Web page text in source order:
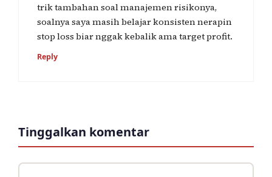
trik tambahan soal manajemen risikonya,
soalnya saya masih belajar konsisten nerapin
stop loss biar nggak kebalik ama target profit.
Reply
Tinggalkan komentar
Komentar
Nama
Surel
Situs